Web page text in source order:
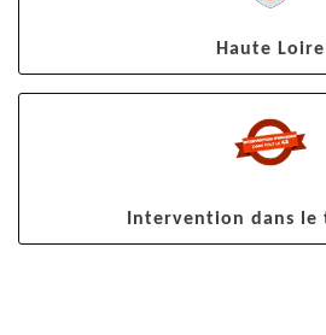
Haute Loire
Intervention dans le